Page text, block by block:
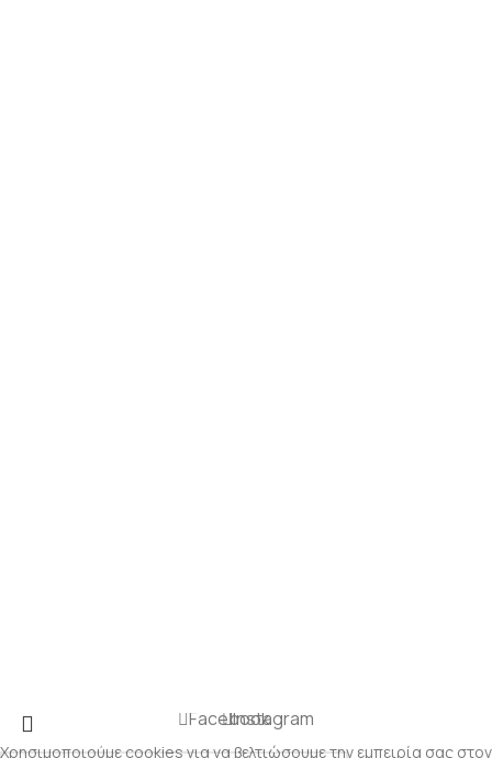
FacebookInstagram
Χρησιμοποιούμε cookies για να βελτιώσουμε την εμπειρία σας στον